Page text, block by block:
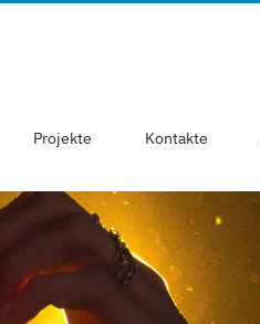
Projekte Kontakte